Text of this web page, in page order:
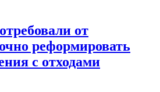
от
реформировать
с отходами